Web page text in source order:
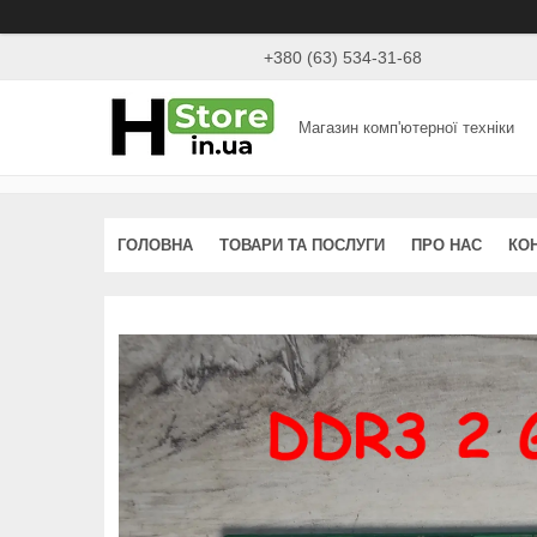
+380 (63) 534-31-68
Магазин комп'ютерної техніки
ГОЛОВНА ТОВАРИ ТА ПОСЛУГИ ПРО НАС